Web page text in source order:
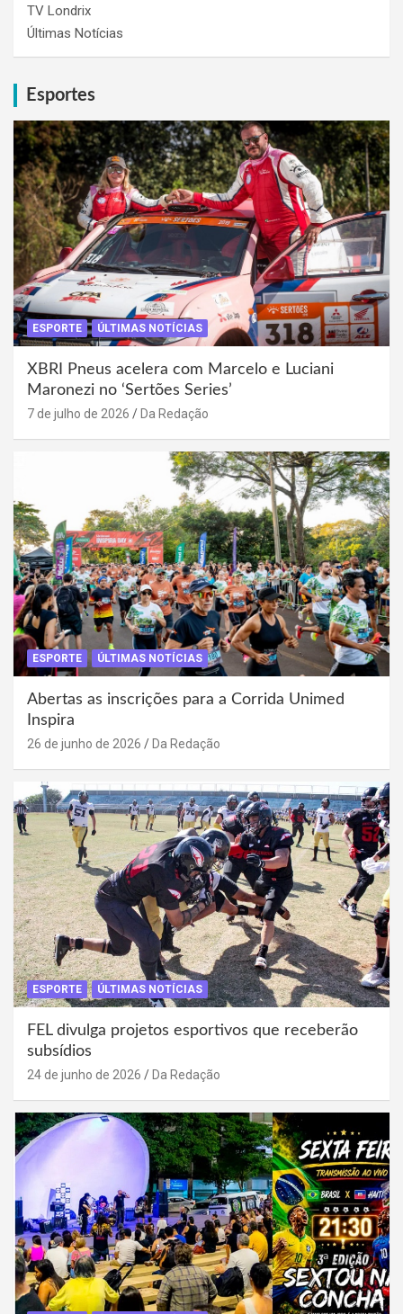
TV Londrix
Últimas Notícias
Esportes
ESPORTE ÚLTIMAS NOTÍCIAS
XBRI Pneus acelera com Marcelo e Luciani
Maronezi no ‘Sertões Series’
7 de julho de 2026 Da Redação
ESPORTE ÚLTIMAS NOTÍCIAS
Abertas as inscrições para a Corrida Unimed
Inspira
26 de junho de 2026 Da Redação
ESPORTE ÚLTIMAS NOTÍCIAS
FEL divulga projetos esportivos que receberão
subsídios
24 de junho de 2026 Da Redação